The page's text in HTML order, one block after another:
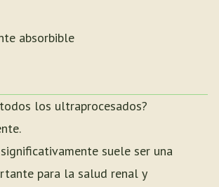
absorbible
los ultraprocesados?
suele ser una
para la salud renal y